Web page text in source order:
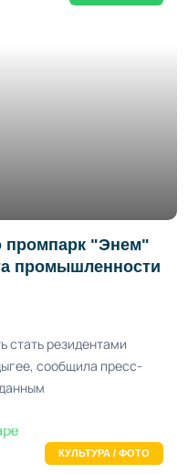
промпарк "Энем"
промышленности
стать резидентами
сообщила пресс-
КУЛЬТУРА / ФОТО